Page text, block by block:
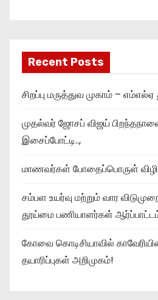
Recent Posts
சிறப்பு மருத்துவ முகாம் – எம்எல்ஏ
முதல்வர் ஜோசப் விஜய்
இசைப்போட்டி..,
மாணவர்கள் போதைப்பொருள்
சம்பள உயர்வு மற்றும் வார
தூய்மை பணியாளர்கள்
கோவை கொடிசியாவில்
தயாரிப்புகள் அறிமுகம்!